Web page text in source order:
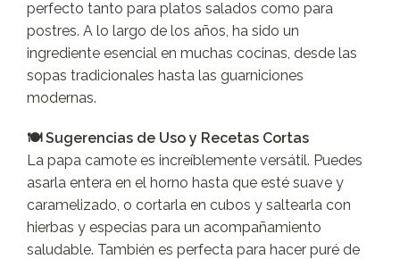
perfecto tanto para platos salados como para
postres. A lo largo de los años, ha sido un
ingrediente esencial en muchas cocinas, desde las
sopas tradicionales hasta las guarniciones
modernas.
🍽️ Sugerencias de Uso y Recetas Cortas
La papa camote es increíblemente versátil. Puedes
asarla entera en el horno hasta que esté suave y
caramelizado, o cortarla en cubos y saltearla con
hierbas y especias para un acompañamiento
saludable. También es perfecta para hacer puré de